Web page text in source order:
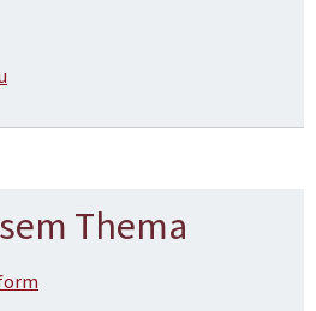
Thema